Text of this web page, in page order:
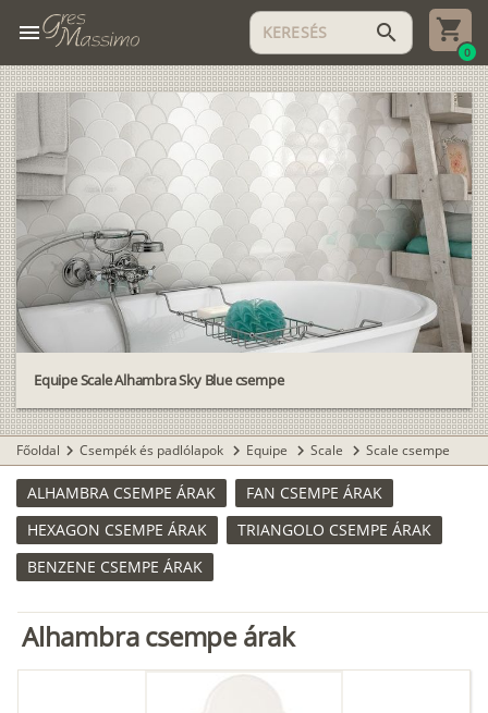
menu search
0
Equipe Scale Alhambra Sky Blue csempe
Főoldal chevron_right Csempék és padlólapok chevron_right Equipe chevron_right Scale chevron_right Scale csempe
ALHAMBRA CSEMPE ÁRAK
FAN CSEMPE ÁRAK
HEXAGON CSEMPE ÁRAK
TRIANGOLO CSEMPE ÁRAK
BENZENE CSEMPE ÁRAK
Alhambra csempe árak